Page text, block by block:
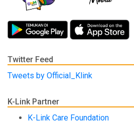
Twitter Feed
Tweets by Official_Klink
K-Link Partner
K-Link Care Foundation